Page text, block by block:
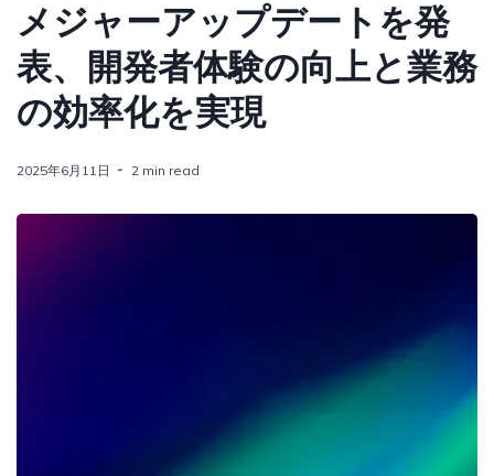
メジャーアップデートを発
表、開発者体験の向上と業務
の効率化を実現
2025年6月11日 2 min read